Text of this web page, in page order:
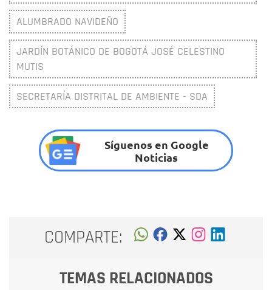
ALUMBRADO NAVIDEÑO
JARDÍN BOTÁNICO DE BOGOTÁ JOSÉ CELESTINO
MUTIS
SECRETARÍA DISTRITAL DE AMBIENTE - SDA
Síguenos en Google
Noticias
COMPARTE:
TEMAS RELACIONADOS